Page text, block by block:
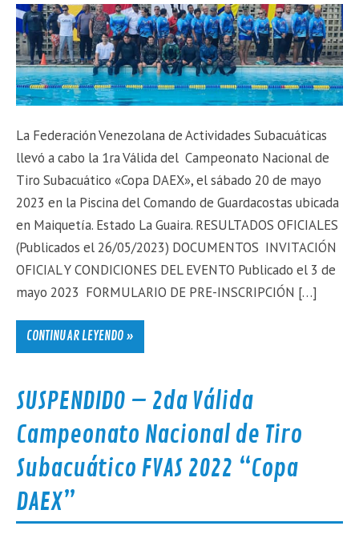
La Federación Venezolana de Actividades Subacuáticas
llevó a cabo la 1ra Válida del Campeonato Nacional de
Tiro Subacuático «Copa DAEX», el sábado 20 de mayo
2023 en la Piscina del Comando de Guardacostas ubicada
en Maiquetía. Estado La Guaira. RESULTADOS OFICIALES
(Publicados el 26/05/2023) DOCUMENTOS INVITACIÓN
OFICIAL Y CONDICIONES DEL EVENTO Publicado el 3 de
mayo 2023 FORMULARIO DE PRE-INSCRIPCIÓN […]
CONTINUAR LEYENDO »
SUSPENDIDO – 2da Válida
Campeonato Nacional de Tiro
Subacuático FVAS 2022 “Copa
DAEX”